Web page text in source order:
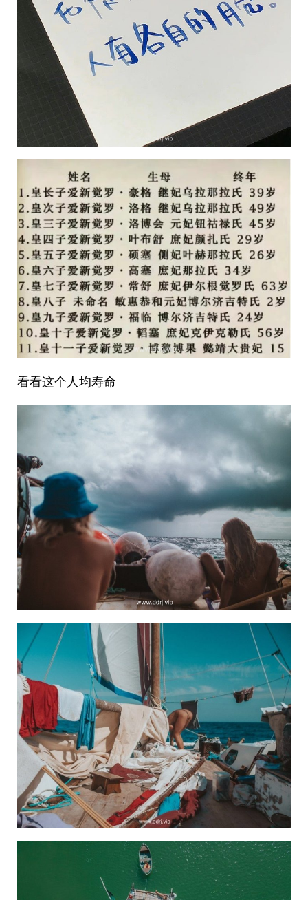
看看这个人均寿命